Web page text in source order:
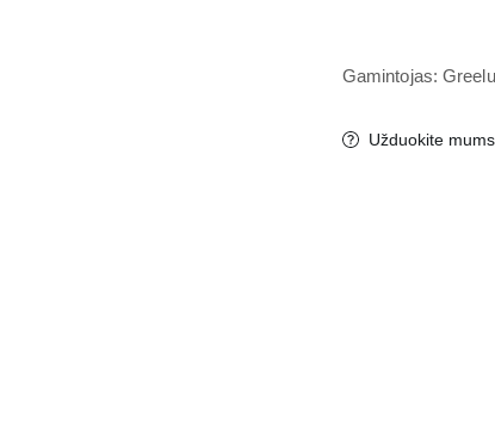
Gamintojas:
Užduokite